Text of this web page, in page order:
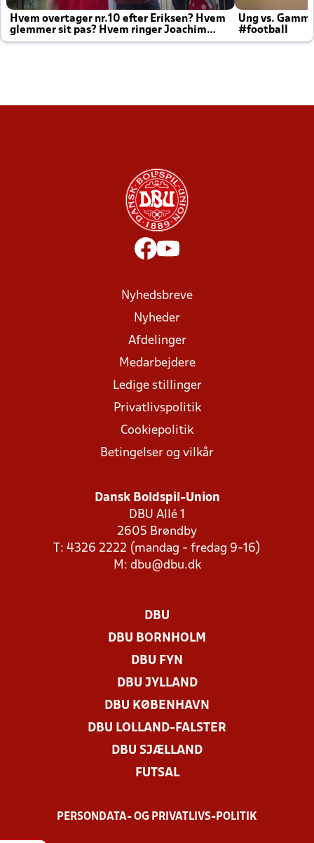
Hvem overtager nr.10 efter Eriksen? Hvem
glemmer sit pas? Hvem ringer Joachim
altid til efter kampe?
Ung vs.
#football
Nyhedsbreve
Nyheder
Afdelinger
Medarbejdere
Ledige stillinger
Privatlivspolitik
Cookiepolitik
Betingelser og vilkår
Dansk Boldspil-Union
DBU Allé 1
2605 Brøndby
T: 4326 2222 (mandag - fredag 9-16)
M: dbu@dbu.dk
DBU
DBU BORNHOLM
DBU FYN
DBU JYLLAND
DBU KØBENHAVN
DBU LOLLAND-FALSTER
DBU SJÆLLAND
FUTSAL
PERSONDATA- OG PRIVATLIVS-POLITIK